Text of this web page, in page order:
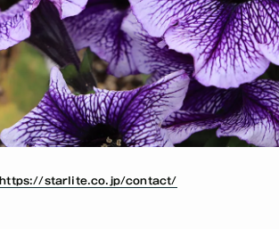
https://starlite.co.jp/contact/